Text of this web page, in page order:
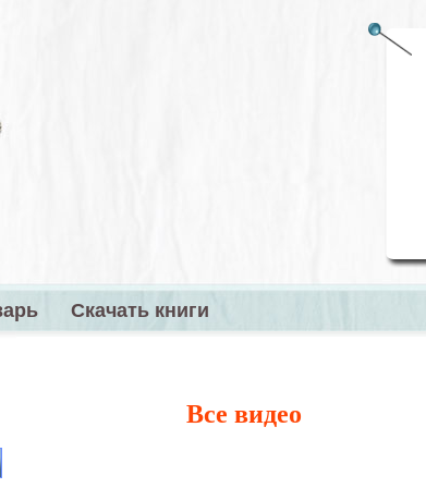
Скачать книги
Все видео